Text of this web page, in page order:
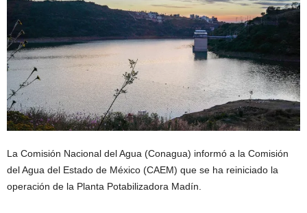
La Comisión Nacional del Agua (Conagua) informó a la Comisión
del Agua del Estado de México (CAEM) que se ha reiniciado la
operación de la Planta Potabilizadora Madín.